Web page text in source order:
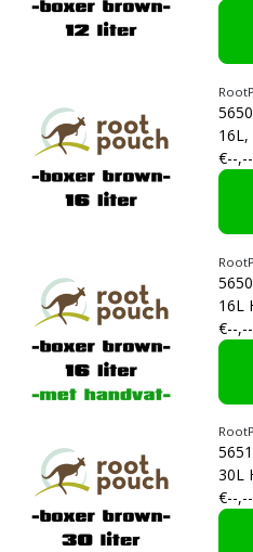
€--,--
16L
€--,--
30L
€--,--